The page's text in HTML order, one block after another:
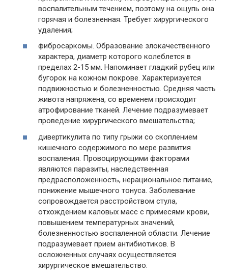
воспалительным течением, поэтому на ощупь она
горячая и болезненная. Требует хирургического
удаления;
фибросаркомы. Образование злокачественного
характера, диаметр которого колеблется в
пределах 2-15 мм. Напоминает гладкий рубец или
бугорок на кожном покрове. Характеризуется
подвижностью и болезненностью. Средняя часть
живота напряжена, со временем происходит
атрофирование тканей. Лечение подразумевает
проведение хирургического вмешательства;
дивертикулита по типу грыжи со скоплением
кишечного содержимого по мере развития
воспаления. Провоцирующими факторами
являются паразиты, наследственная
предрасположенность, нерациональное питание,
понижение мышечного тонуса. Заболевание
сопровождается расстройством стула,
отхождением каловых масс с примесями крови,
повышением температурных значений,
болезненностью воспаленной области. Лечение
подразумевает прием антибиотиков. В
осложненных случаях осуществляется
хирургическое вмешательство.